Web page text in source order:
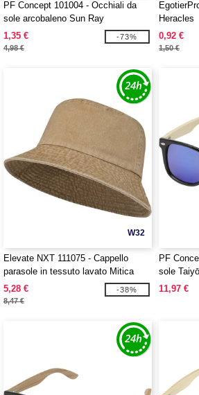
PF Concept 101004 - Occhiali da
sole arcobaleno Sun Ray
1,35 €
4,98 €
-73%
Heracles
0,92 €
1,50 €
W32
Elevate NXT 111075 - Cappello
parasole in tessuto lavato Mitica
5,28 €
8,47 €
-38%
PF
sole
specchio
11,97 €